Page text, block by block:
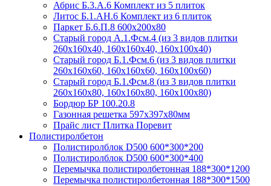
Абрис Б.3.А.6 Комплект из 5 плиток
Литос Б.1.АН.6 Комплект из 6 плиток
Паркет Б.6.П.8 600х200х80
Старый город А.1.Фсм.4 (из 3 видов плитки
260х160х40, 160х160х40, 160х100х40)
Старый город Б.1.Фсм.6 (из 3 видов плитки
260х160х60, 160х160х60, 160х100х60)
Старый город Б.1.Фсм.8 (из 3 видов плитки
260х160х80, 160х160х80, 160х100х80)
Бордюр БР 100.20.8
Газонная решетка 597х397х80мм
Прайс лист Плитка Поревит
Полистиролбетон
Полистиролблок D500 600*300*200
Полистиролблок D500 600*300*400
Перемычка полистирол­бетонная 188*300*1200
Перемычка полистирол­бетонная 188*300*1500